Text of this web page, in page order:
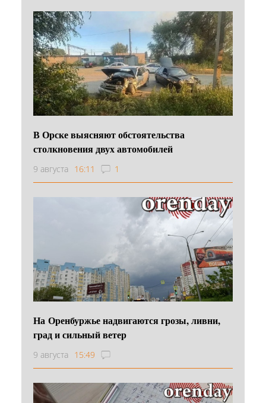
В Орске выясняют обстоятельства
столкновения двух автомобилей
9 августа 16:11 1
На Оренбуржье надвигаются грозы, ливни,
град и сильный ветер
9 августа 15:49